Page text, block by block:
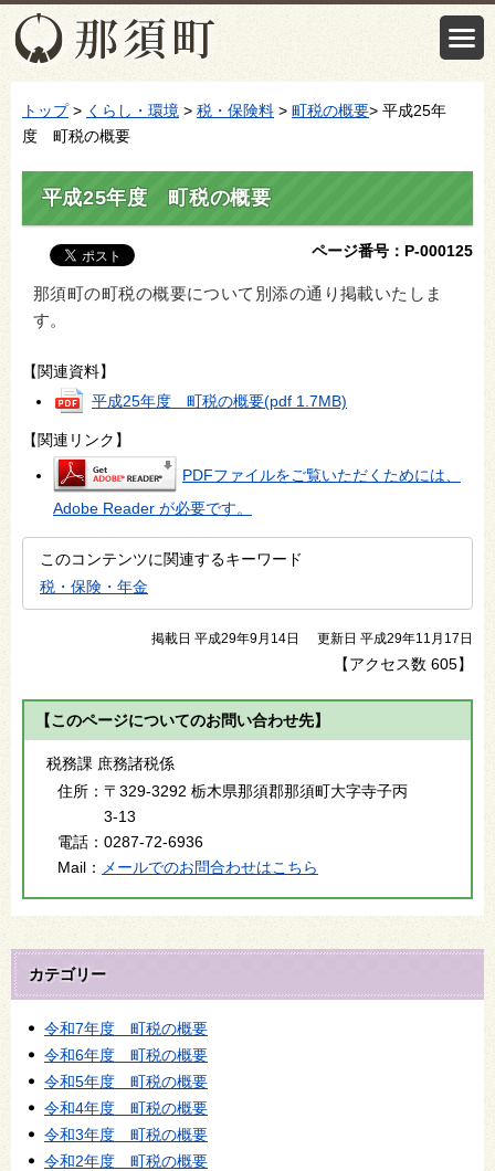
トップ> くらし・環境 > 税・保険料 > 町税の概要> 平成25年
度 町税の概要
平成25年度 町税の概要
ページ番号：P-000125
那須町の町税の概要について別添の通り掲載いたしま
す。
【関連資料】
平成25年度 町税の概要(pdf 1.7MB)
【関連リンク】
PDFファイルをご覧いただくためには、
Adobe Reader が必要です。
このコンテンツに関連するキーワード
税・保険・年金
掲載日 平成29年9月14日 更新日 平成29年11月17日
【アクセス数 605】
【このページについてのお問い合わせ先】
税務課 庶務諸税係
住所： 〒329-3292 栃木県那須郡那須町大字寺子丙
3-13
電話： 0287-72-6936
Mail：
メールでのお問合わせはこちら
カテゴリー
令和7年度 町税の概要
令和6年度 町税の概要
令和5年度 町税の概要
令和4年度 町税の概要
令和3年度 町税の概要
令和2年度 町税の概要